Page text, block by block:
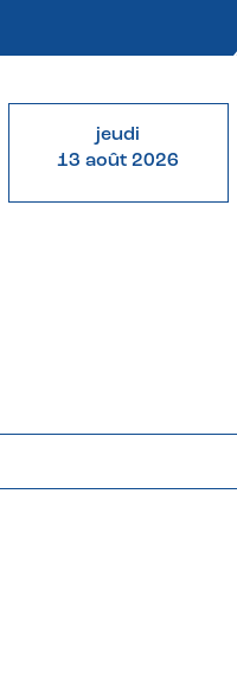
jeudi
13 août 2026